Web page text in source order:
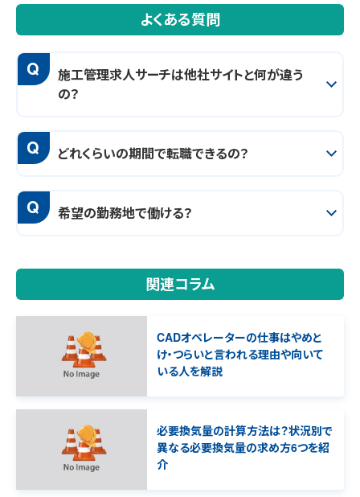
よくある質問
Q
施工管理求人サーチは他社サイトと何が違う
の？
Q どれくらいの期間で転職できるの？
Q 希望の勤務地で働ける？
関連コラム
CADオペレーターの仕事はやめと
け・つらいと言われる理由や向いて
いる人を解説
必要換気量の計算方法は？状況別で
異なる必要換気量の求め方6つを紹
介